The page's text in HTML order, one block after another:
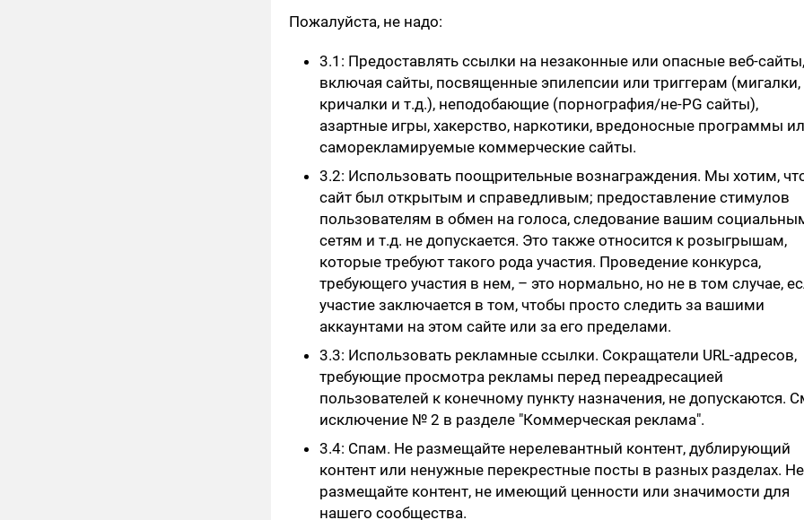
Пожалуйста, не надо:
3.1: Предоставлять ссылки на незаконные или опасные веб-сайты,
включая сайты, посвященные эпилепсии или триггерам (мигалки,
кричалки и т.д.), неподобающие (порнография/не-PG сайты),
азартные игры, хакерство, наркотики, вредоносные программы
саморекламируемые коммерческие сайты.
3.2: Использовать поощрительные вознаграждения. Мы хотим,
сайт был открытым и справедливым; предоставление стимулов
пользователям в обмен на голоса, следование вашим
сетям и т.д. не допускается. Это также относится к розыгрышам,
которые требуют такого рода участия. Проведение конкурса,
требующего участия в нем, – это нормально, но не в том случае,
участие заключается в том, чтобы просто следить за вашими
аккаунтами на этом сайте или за его пределами.
3.3: Использовать рекламные ссылки. Сокращатели URL-адресов,
требующие просмотра рекламы перед переадресацией
пользователей к конечному пункту назначения, не допускаются.
исключение № 2 в разделе "Коммерческая реклама".
3.4: Спам. Не размещайте нерелевантный контент, дублирующий
контент или ненужные перекрестные посты в разных разделах. Не
размещайте контент, не имеющий ценности или значимости для
нашего сообщества.